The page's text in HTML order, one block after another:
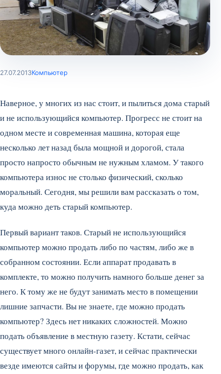
27.07.2013Компьютер
Наверное, у многих из нас стоит, и пылиться дома старый
и не использующийся компьютер. Прогресс не стоит на
одном месте и современная машина, которая еще
несколько лет назад была мощной и дорогой, стала
просто напросто обычным не нужным хламом. У такого
компьютера износ не столько физический, сколько
моральный. Сегодня, мы решили вам рассказать о том,
куда можно деть старый компьютер.
Первый вариант таков. Старый не использующийся
компьютер можно продать либо по частям, либо же в
собранном состоянии. Если аппарат продавать в
комплекте, то можно получить намного больше денег за
него. К тому же не будут занимать место в помещении
лишние запчасти. Вы не знаете, где можно продать
компьютер? Здесь нет никаких сложностей. Можно
подать объявление в местную газету. Кстати, сейчас
существует много онлайн-газет, и сейчас практически
везде имеются сайты и форумы, где можно продать, как